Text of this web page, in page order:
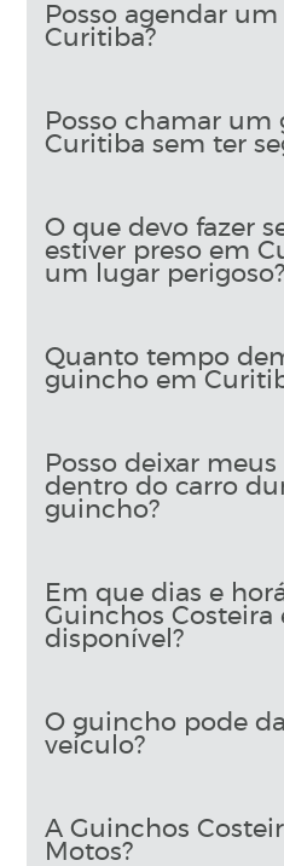
Posso agendar
Curitiba?
Posso chamar
Curitiba sem ter
O que devo fazer
estiver preso em
um lugar perigoso?
Quanto tempo
guincho em
Posso deixar
dentro do carro
guincho?
Em que dias e
Guinchos Costeira
disponível?
O guincho pode
veículo?
A Guinchos
Motos?